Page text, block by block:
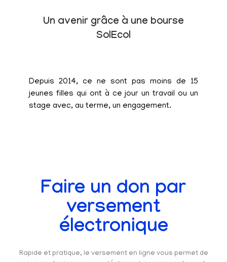
Un avenir grâce à une bourse
SolEcol
Depuis 2014, ce ne sont pas moins de 15
jeunes filles qui ont à ce jour un travail ou un
stage avec, au terme, un engagement.
Faire un don par
versement
électronique
Rapide et pratique, le versement en ligne vous permet de